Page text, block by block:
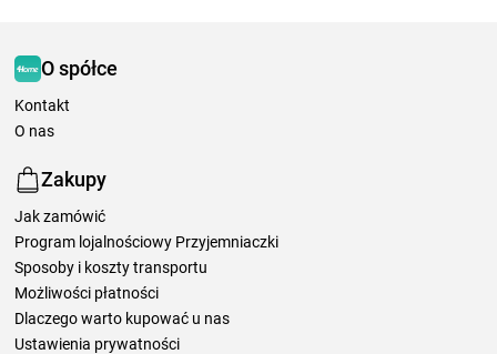
O spółce
Kontakt
O nas
Zakupy
Jak zamówić
Program lojalnościowy Przyjemniaczki
Sposoby i koszty transportu
Możliwości płatności
Dlaczego warto kupować u nas
Ustawienia prywatności